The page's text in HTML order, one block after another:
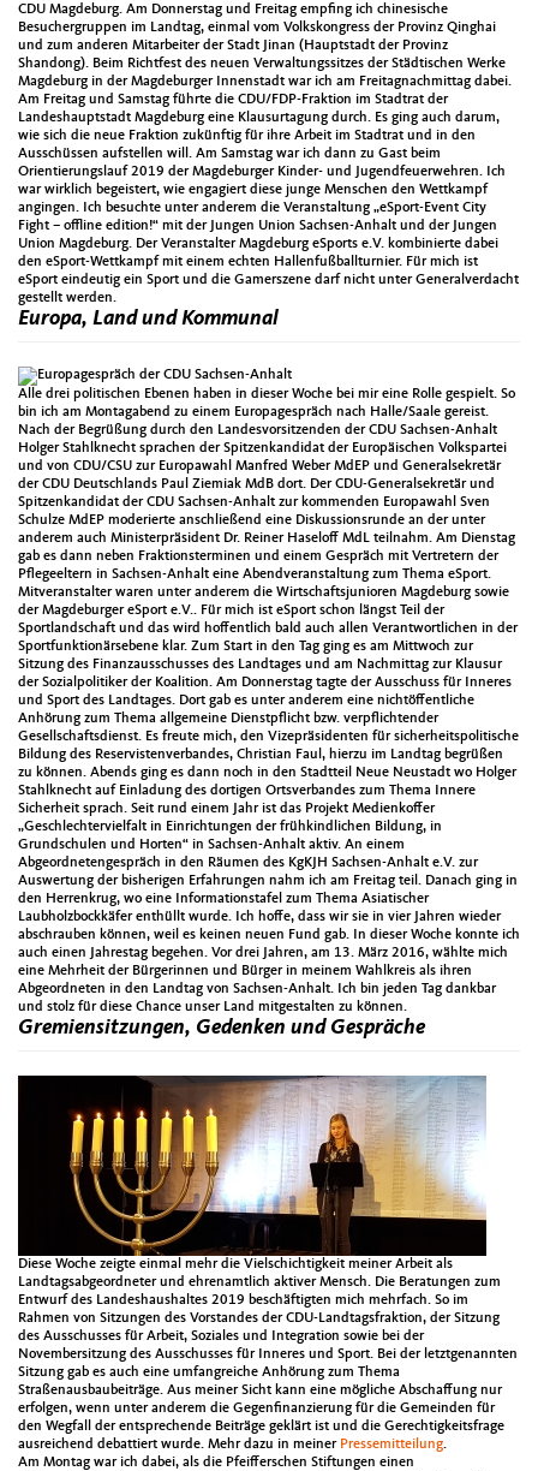
CDU Magdeburg. Am Donnerstag und Freitag empfing ich chinesische
Besuchergruppen im Landtag, einmal vom Volkskongress der Provinz Qinghai
und zum anderen Mitarbeiter der Stadt Jinan (Hauptstadt der Provinz
Shandong). Beim Richtfest des neuen Verwaltungssitzes der Städtischen Werke
Magdeburg in der Magdeburger Innenstadt war ich am Freitagnachmittag dabei.
Am Freitag und Samstag führte die CDU/FDP-Fraktion im Stadtrat der
Landeshauptstadt Magdeburg eine Klausurtagung durch. Es ging auch darum,
wie sich die neue Fraktion zukünftig für ihre Arbeit im Stadtrat und in den
Ausschüssen aufstellen will. Am Samstag war ich dann zu Gast beim
Orientierungslauf 2019 der Magdeburger Kinder- und Jugendfeuerwehren. Ich
war wirklich begeistert, wie engagiert diese junge Menschen den Wettkampf
angingen. Ich besuchte unter anderem die Veranstaltung „eSport-Event City
Fight – offline edition!“ mit der Jungen Union Sachsen-Anhalt und der Jungen
Union Magdeburg. Der Veranstalter Magdeburg eSports e.V. kombinierte dabei
den eSport-Wettkampf mit einem echten Hallenfußballturnier. Für mich ist
eSport eindeutig ein Sport und die Gamerszene darf nicht unter Generalverdacht
gestellt werden.
Europa, Land und Kommunal
Alle drei politischen Ebenen haben in dieser Woche bei mir eine Rolle gespielt. So
bin ich am Montagabend zu einem Europagespräch nach Halle/Saale gereist.
Nach der Begrüßung durch den Landesvorsitzenden der CDU Sachsen-Anhalt
Holger Stahlknecht sprachen der Spitzenkandidat der Europäischen Volkspartei
und von CDU/CSU zur Europawahl Manfred Weber MdEP und Generalsekretär
der CDU Deutschlands Paul Ziemiak MdB dort. Der CDU-Generalsekretär und
Spitzenkandidat der CDU Sachsen-Anhalt zur kommenden Europawahl Sven
Schulze MdEP moderierte anschließend eine Diskussionsrunde an der unter
anderem auch Ministerpräsident Dr. Reiner Haseloff MdL teilnahm. Am Dienstag
gab es dann neben Fraktionsterminen und einem Gespräch mit Vertretern der
Pflegeeltern in Sachsen-Anhalt eine Abendveranstaltung zum Thema eSport.
Mitveranstalter waren unter anderem die Wirtschaftsjunioren Magdeburg sowie
der Magdeburger eSport e.V.. Für mich ist eSport schon längst Teil der
Sportlandschaft und das wird hoffentlich bald auch allen Verantwortlichen in der
Sportfunktionärsebene klar. Zum Start in den Tag ging es am Mittwoch zur
Sitzung des Finanzausschusses des Landtages und am Nachmittag zur Klausur
der Sozialpolitiker der Koalition. Am Donnerstag tagte der Ausschuss für Inneres
und Sport des Landtages. Dort gab es unter anderem eine nichtöffentliche
Anhörung zum Thema allgemeine Dienstpflicht bzw. verpflichtender
Gesellschaftsdienst. Es freute mich, den Vizepräsidenten für sicherheitspolitische
Bildung des Reservistenverbandes, Christian Faul, hierzu im Landtag begrüßen
zu können. Abends ging es dann noch in den Stadtteil Neue Neustadt wo Holger
Stahlknecht auf Einladung des dortigen Ortsverbandes zum Thema Innere
Sicherheit sprach. Seit rund einem Jahr ist das Projekt Medienkoffer
„Geschlechtervielfalt in Einrichtungen der frühkindlichen Bildung, in
Grundschulen und Horten“ in Sachsen-Anhalt aktiv. An einem
Abgeordnetengespräch in den Räumen des KgKJH Sachsen-Anhalt e.V. zur
Auswertung der bisherigen Erfahrungen nahm ich am Freitag teil. Danach ging in
den Herrenkrug, wo eine Informationstafel zum Thema Asiatischer
Laubholzbockkäfer enthüllt wurde. Ich hoffe, dass wir sie in vier Jahren wieder
abschrauben können, weil es keinen neuen Fund gab. In dieser Woche konnte ich
auch einen Jahrestag begehen. Vor drei Jahren, am 13. März 2016, wählte mich
eine Mehrheit der Bürgerinnen und Bürger in meinem Wahlkreis als ihren
Abgeordneten in den Landtag von Sachsen-Anhalt. Ich bin jeden Tag dankbar
und stolz für diese Chance unser Land mitgestalten zu können.
Gremiensitzungen, Gedenken und Gespräche
Diese Woche zeigte einmal mehr die Vielschichtigkeit meiner Arbeit als
Landtagsabgeordneter und ehrenamtlich aktiver Mensch. Die Beratungen zum
Entwurf des Landeshaushaltes 2019 beschäftigten mich mehrfach. So im
Rahmen von Sitzungen des Vorstandes der CDU-Landtagsfraktion, der Sitzung
des Ausschusses für Arbeit, Soziales und Integration sowie bei der
Novembersitzung des Ausschusses für Inneres und Sport. Bei der letztgenannten
Sitzung gab es auch eine umfangreiche Anhörung zum Thema
Straßenausbaubeiträge. Aus meiner Sicht kann eine mögliche Abschaffung nur
erfolgen, wenn unter anderem die Gegenfinanzierung für die Gemeinden für
den Wegfall der entsprechende Beiträge geklärt ist und die Gerechtigkeitsfrage
ausreichend debattiert wurde. Mehr dazu in meiner Pressemitteilung.
Am Montag war ich dabei, als die Pfeifferschen Stiftungen einen